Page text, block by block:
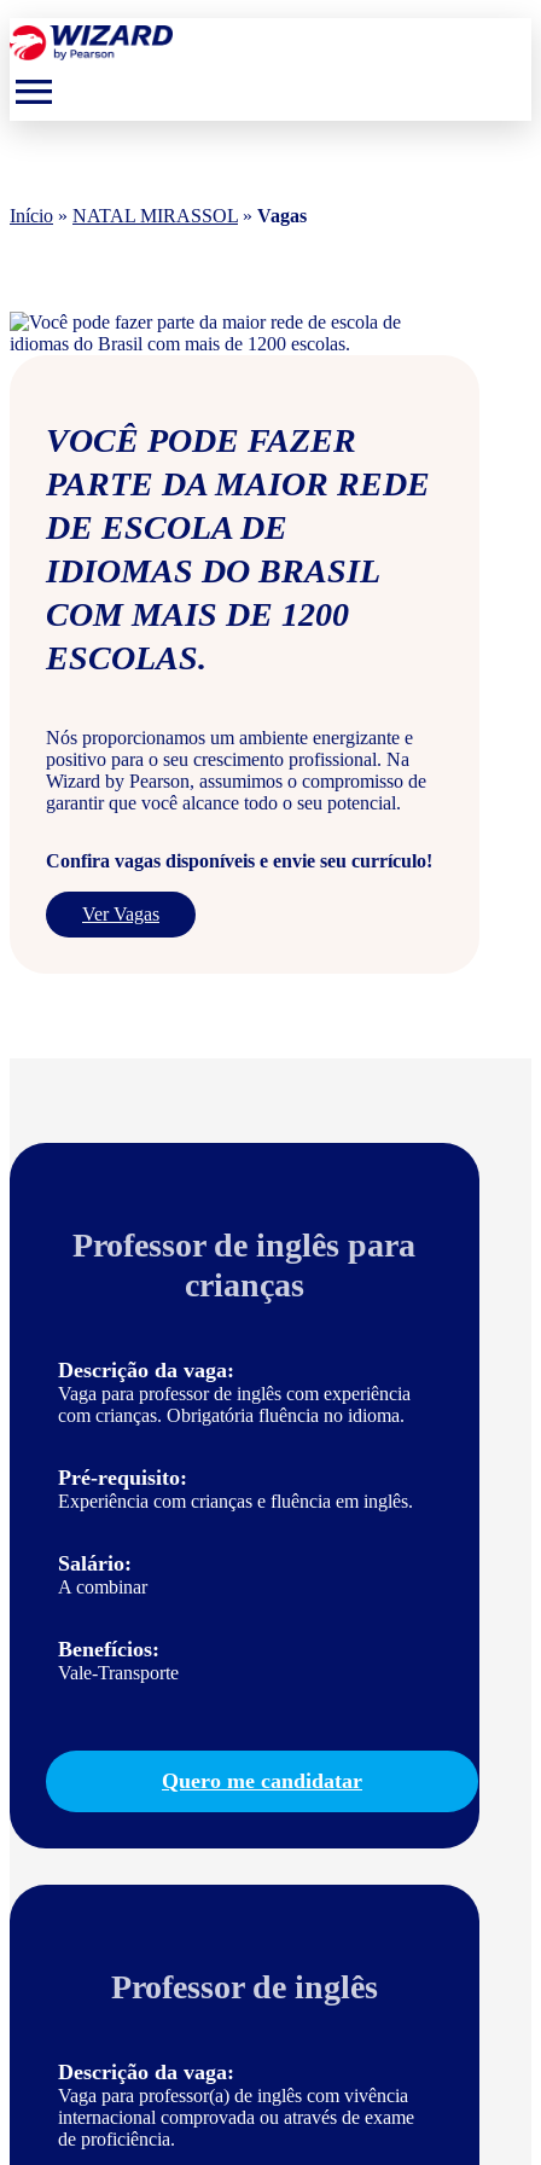
menu
Início » NATAL MIRASSOL » Vagas
VOCÊ PODE FAZER
PARTE DA MAIOR REDE
DE ESCOLA DE
IDIOMAS DO BRASIL
COM MAIS DE 1200
ESCOLAS.
Nós proporcionamos um ambiente energizante e
positivo para o seu crescimento profissional. Na
Wizard by Pearson, assumimos o compromisso de
garantir que você alcance todo o seu potencial.
Confira vagas disponíveis e envie seu currículo!
Ver Vagas
Professor de inglês para
crianças
Descrição da vaga:
Vaga para professor de inglês com experiência
com crianças. Obrigatória fluência no idioma.
Pré-requisito:
Experiência com crianças e fluência em inglês.
Salário:
A combinar
Benefícios:
Vale-Transporte
Quero me candidatar
Professor de inglês
Descrição da vaga:
Vaga para professor(a) de inglês com vivência
internacional comprovada ou através de exame
de proficiência.